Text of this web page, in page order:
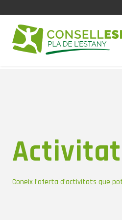
Coneix l’oferta d’activitats que